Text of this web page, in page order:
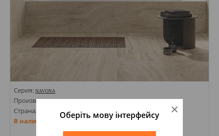
Серия: NAVONA
Производитель:
Страна: Италия
В наличии
×
Оберіть мову інтерфейсу